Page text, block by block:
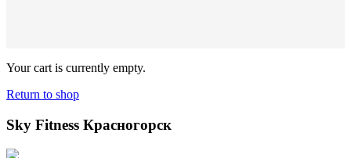
Your cart is currently empty.
Return to shop
Sky Fitness Красногорск